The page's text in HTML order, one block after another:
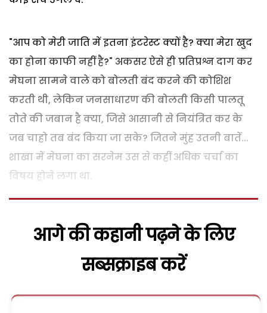
"आप को मेरी जाति में इतना इंटरेस्ट क्यों है? क्या मेरा खुद
का होना काफी नहीं है?" अकसर ऐसे ही प्रतिप्रश्न दाग कर
मेघना सामने वाले को बोलती बंद करने की कोशिश
करती थी, लेकिन जनसाधारण की बोलती किसी पालतू
तोते की जबान है क्या, जिसे आसानी से नियंत्रित कर के
जब चाहो तब बंद किया जा सके? जितने मुंह उतनी बातें...
शाखा में मेघना का सरनेम उस से कहीं अधिक चर्चा का
विषय होने लगा था.
आगे की कहानी पढ़ने के लिए
सब्सक्राइब करें